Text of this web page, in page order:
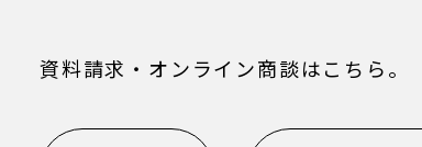
資料請求・オンライン商談はこちら。